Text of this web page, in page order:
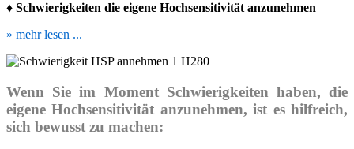
♦ Schwierigkeiten die eigene Hochsensitivität anzunehmen
» mehr lesen ...
Wenn Sie im Moment Schwierigkeiten haben, die
eigene Hochsensitivität anzunehmen, ist es hilfreich,
sich bewusst zu machen: